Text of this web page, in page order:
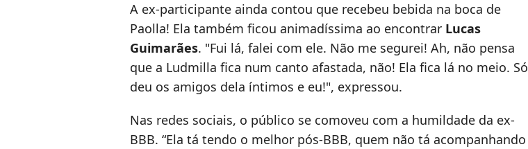
A ex-participante ainda contou que recebeu bebida na boca de
Paolla! Ela também ficou animadíssima ao encontrar Lucas
Guimarães. "Fui lá, falei com ele. Não me segurei! Ah, não pensa
que a Ludmilla fica num canto afastada, não! Ela fica lá no meio. Só
deu os amigos dela íntimos e eu!", expressou.
Nas redes sociais, o público se comoveu com a humildade da ex-
BBB. “Ela tá tendo o melhor pós-BBB, quem não tá acompanhando